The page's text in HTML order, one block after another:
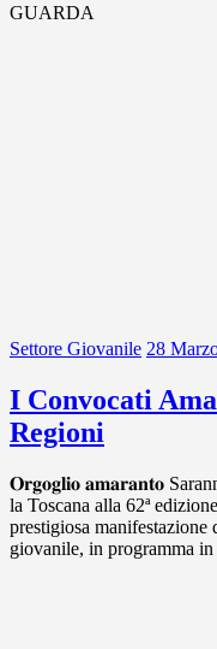
GUARDA
Settore Giovanile 28
I Convocati
Regioni
𝐎𝐫𝐠𝐨𝐠𝐥𝐢𝐨 𝐚𝐦𝐚𝐫𝐚𝐧𝐭𝐨
la Toscana alla 62ª
prestigiosa
giovanile, in programma